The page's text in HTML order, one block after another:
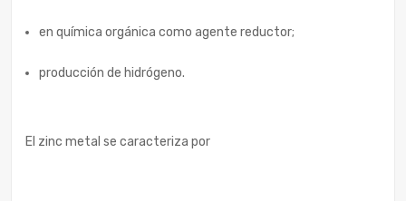
en química orgánica como agente reductor;
producción de hidrógeno.
El zinc metal se caracteriza por